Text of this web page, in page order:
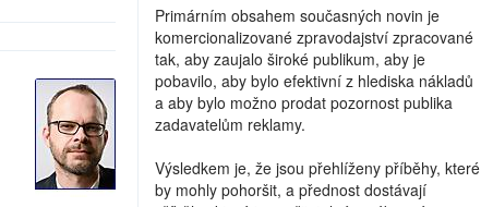
Primárním obsahem současných novin je
komercionalizované zpravodajství zpracované
tak, aby zaujalo široké publikum, aby je
pobavilo, aby bylo efektivní z hlediska nákladů
a aby bylo možno prodat pozornost publika
zadavatelům reklamy.
Výsledkem je, že jsou přehlíženy příběhy, které
by mohly pohoršit, a přednost dostávají